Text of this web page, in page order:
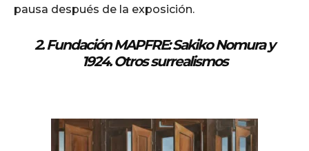
pausa después de la exposición.
2.Fundación MAPFRE: Sakiko Nomura y
1924. Otros surrealismos